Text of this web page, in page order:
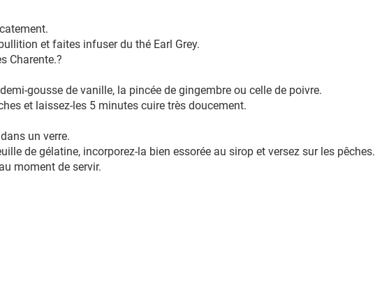
et faites infuser du thé Earl Grey.
Charente.?
gousse de vanille, la pincée de gingembre ou celle de poivre.
et laissez-les 5 minutes cuire très doucement.
un verre.
de gélatine, incorporez-la bien essorée au sirop et versez sur les pêches.
moment de servir.